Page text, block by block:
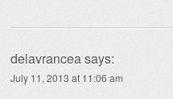
delavranceasays:
July 11, 2013 at 11:06 am